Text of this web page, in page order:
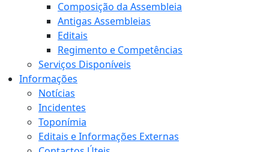
Composição da Assembleia
Antigas Assembleias
Editais
Regimento e Competências
Serviços Disponíveis
Informações
Notícias
Incidentes
Toponímia
Editais e Informações Externas